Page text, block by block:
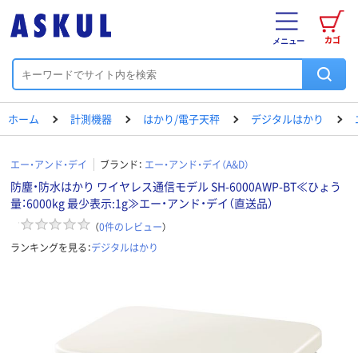
カゴ
メニュー
ホーム 計測機器 はかり/電子天秤 デジタルはかり
エー・アンド・デイ ブランド： エー・アンド・デイ（A&D）
防塵・防水はかり ワイヤレス通信モデル SH-6000AWP-BT≪ひょう
量：6000kg 最少表示:1g≫エー・アンド・デイ（直送品）
（0件のレビュー）
ランキングを見る：デジタルはかり